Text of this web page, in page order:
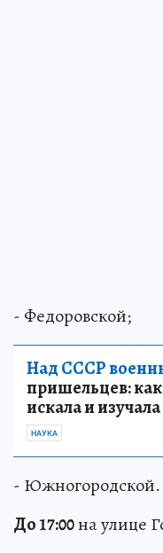
- Федоровской;
Над СССР
пришельцев: как
искала и
НАУКА
- Южногородской.
До 17:00на улице